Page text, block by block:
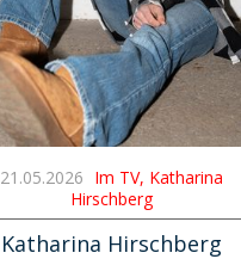
21.05.2026 Im TV, Katharina
Hirschberg
Katharina Hirschberg